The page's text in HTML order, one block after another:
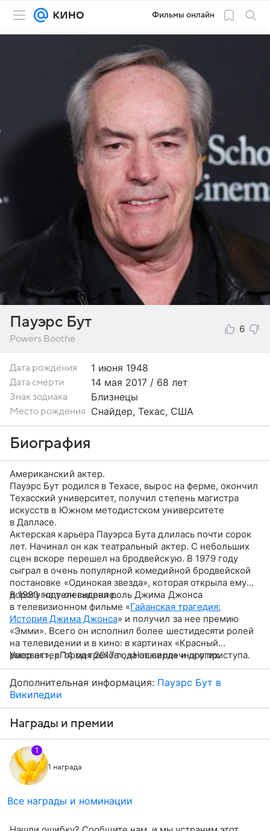
Фильмы онлайн
Пауэрс Бут
Powers Boothe
6
Дата рождения 1 июня 1948
Дата смерти 14 мая 2017 / 68 лет
Знак зодиака Близнецы
Место рождения Снайдер, Техас, США
Награды и премии
1
1 награда
Все награды и номинации
Биография
Американский актер.
Пауэрс Бут родился в Техасе, вырос на ферме, окончил
Техасский университет, получил степень магистра
искусств в Южном методистском университете
в Далласе.
Актерская карьера Пауэрса Бута длилась почти сорок
лет. Начинал он как театральный актер. С небольших
сцен вскоре перешел на бродвейскую. В 1979 году
сыграл в очень популярной комедийной бродвейской
постановке «Одинокая звезда», которая открыла ему
дорогу на телевидение.
В 1980 году он сыграл роль Джима Джонса
в телевизионном фильме «Гайанская трагедия:
История Джима Джонса» и получил за нее премию
«Эмми». Всего он исполнил более шестидесяти ролей
на телевидении и в кино: в картинах «Красный
рассвет», «Город грехов», «Нэшвилл» и других.
Умер актер 14 мая 2017 года от сердечного приступа.
Дополнительная информация: Пауэрс Бут в
Википедии